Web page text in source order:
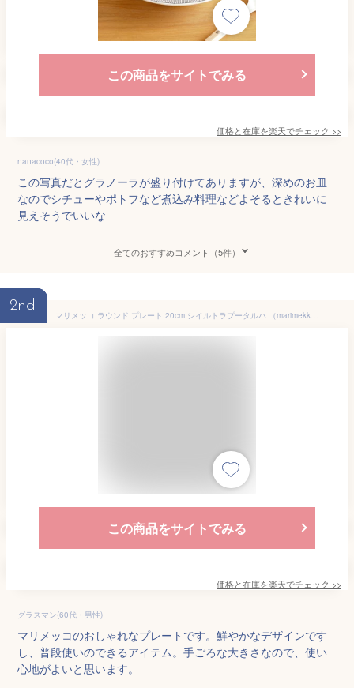
この商品をサイトでみる
価格と在庫を楽天でチェック >>
nanacoco(40代・女性)
この写真だとグラノーラが盛り付けてありますが、深めのお皿
なのでシチューやポトフなど煮込み料理などよそるときれいに
見えそうでいいな
全てのおすすめコメント（5件）
2nd
マリメッコ ラウンド プレート 20cm シイルトラプータルハ （marimekko Siirtolapuutarha）
この商品をサイトでみる
価格と在庫を楽天でチェック >>
グラスマン(60代・男性)
マリメッコのおしゃれなプレートです。鮮やかなデザインです
し、普段使いのできるアイテム。手ごろな大きさなので、使い
心地がよいと思います。